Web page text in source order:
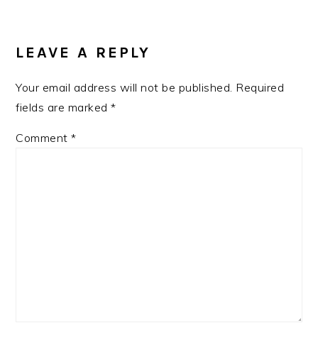
INTERACTIONS
LEAVE A REPLY
Your email address will not be published. Required
fields are marked*
Comment*